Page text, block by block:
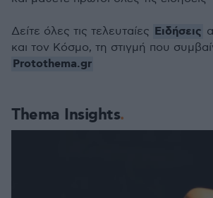
Thema Insights
Δείτε όλες τις τελευταίες Ειδήσεις
και τον Κόσμο, τη στιγμή που
Protothema.gr